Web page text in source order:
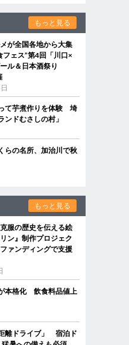
もっと見る
が全国各地から大集
ェス”第4回「川口×
ル＆日本酒祭り
て芋煮作りを体験 埼
ドむさしの村」
らの名所、加治川で秋
もっと見る
服の歴史を伝える絵
ン』制作プロジェク
ァンディングで支援
本格化 飲食料品値上
離ドライブ」 宿泊ド